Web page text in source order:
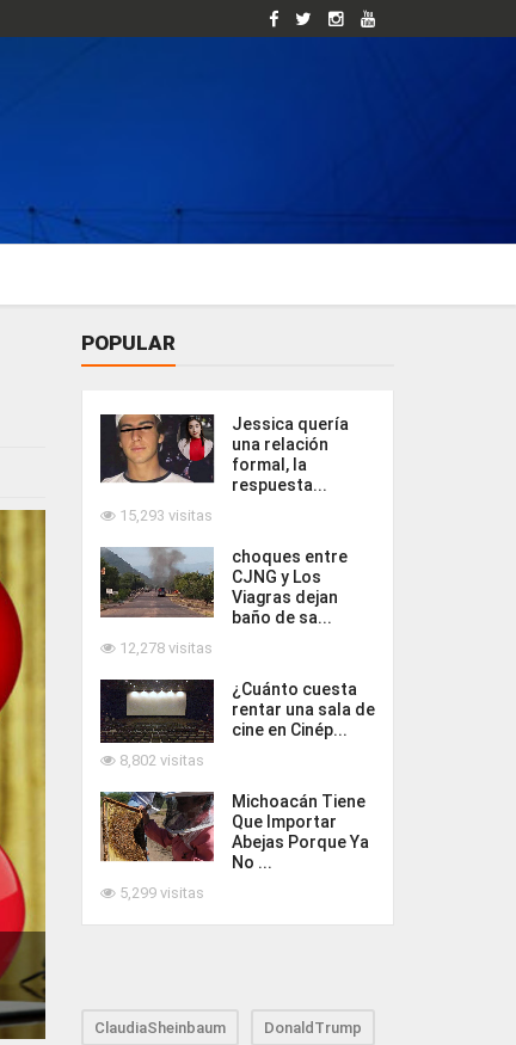
POPULAR
Jessica quería
una relación
formal, la
respuesta...
15,293 visitas
choques entre
CJNG y Los
Viagras dejan
baño de sa...
12,278 visitas
¿Cuánto cuesta
rentar una sala de
cine en Cinép...
8,802 visitas
Michoacán Tiene
Que Importar
Abejas Porque Ya
No ...
5,299 visitas
ClaudiaSheinbaum DonaldTrump